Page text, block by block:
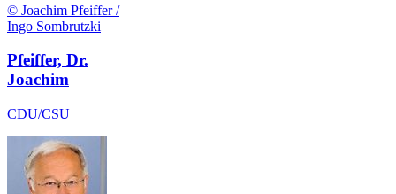
© Joachim Pfeiffer /
Ingo Sombrutzki
Pfeiffer, Dr.
Joachim
CDU/CSU